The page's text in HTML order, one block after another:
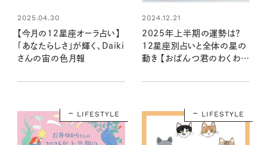
2025.04.30
【今月の12星座オーラ占い】
「あなたらしさ」が輝く、Daiki
さんの宙の色月報
2024.12.21
2025年上半期の運勢は？
12星座別占いと全体の星の
動き 【おぱんつ君のわくわく
LIFESTYLE LIFESTYLE